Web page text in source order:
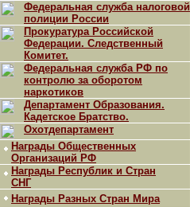
Федеральная служба налоговой
полиции России
Прокуратура Российской
Федерации. Следственный
Комитет.
Федеральная служба РФ по
контролю за оборотом
наркотиков
Департамент Образования.
Кадетское Братство.
Охотдепартамент
Награды Общественных
Организаций РФ
Награды Республик и Стран
СНГ
Награды Разных Стран Мира